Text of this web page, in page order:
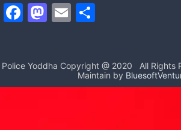
F
e
b
M
o
d
E
l
e
Police Yoddha Copyright @ 2020
All Rights
Maintain by